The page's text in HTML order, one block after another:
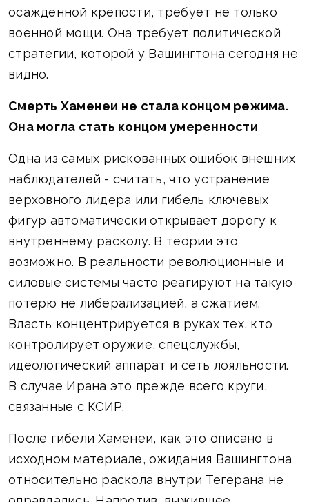
осажденной крепости, требует не только
военной мощи. Она требует политической
стратегии, которой у Вашингтона сегодня не
видно.
Смерть Хаменеи не стала концом режима.
Она могла стать концом умеренности
Одна из самых рискованных ошибок внешних
наблюдателей - считать, что устранение
верховного лидера или гибель ключевых
фигур автоматически открывает дорогу к
внутреннему расколу. В теории это
возможно. В реальности революционные и
силовые системы часто реагируют на такую
потерю не либерализацией, а сжатием.
Власть концентрируется в руках тех, кто
контролирует оружие, спецслужбы,
идеологический аппарат и сеть лояльности.
В случае Ирана это прежде всего круги,
связанные с КСИР.
После гибели Хаменеи, как это описано в
исходном материале, ожидания Вашингтона
относительно раскола внутри Тегерана не